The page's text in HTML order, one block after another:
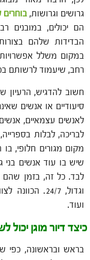
גרושים וגרושות,בוחרים
הם יכולים, במובנים
הבדידות שלהם
במקום משלל
רחב, שיעמוד לרשותם
חשוב להדגיש, הרעיון
סיעודיים או אנשים
לאנשים עצמאיים,
לבריכה, לבלות
מקום מגורים חלופי,
שיש בו עוד אנשים
לבד. כל זה, בזמן שהם
וגדול, 24/7.
ועוד.
כיצד דיור מוגן
בראש ובראשונה, כפי